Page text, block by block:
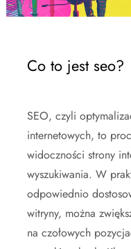
Co to jest seo?
SEO, czyli
internetowych, to
widoczności strony
wyszukiwania. W
odpowiednio
witryny, można
na czołowych